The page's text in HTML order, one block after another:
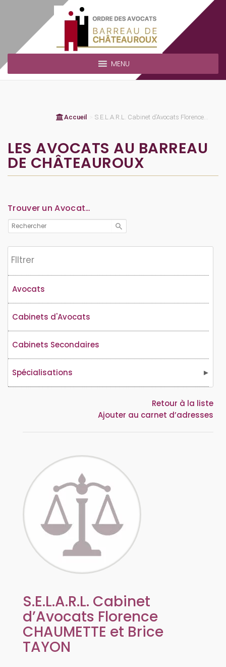
MENU
Accueil S.E.L.A.R.L. Cabinet d’Avocats Florence...
LES AVOCATS AU BARREAU
DE CHÂTEAUROUX
Trouver un Avocat…
Flltrer
Avocats
Cabinets d'Avocats
Cabinets Secondaires
Spécialisations
Retour à la liste
Ajouter au carnet d’adresses
S.E.L.A.R.L. Cabinet
d’Avocats Florence
CHAUMETTE et Brice
TAYON